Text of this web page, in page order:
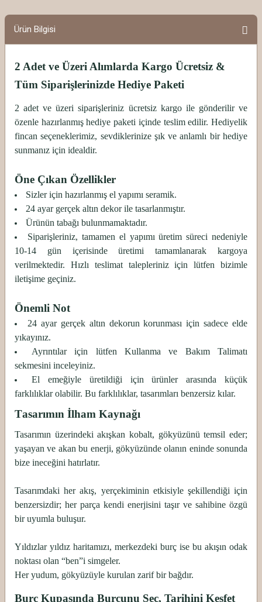
Ürün Bilgisi
2 Adet ve Üzeri Alımlarda Kargo Ücretsiz &
Tüm Siparişlerinizde Hediye Paketi
2 adet ve üzeri siparişleriniz ücretsiz kargo ile gönderilir ve
özenle hazırlanmış hediye paketi içinde teslim edilir. Hediyelik
fincan seçeneklerimiz, sevdiklerinize şık ve anlamlı bir hediye
sunmanız için idealdir.
Öne Çıkan Özellikler
Sizler için hazırlanmış el yapımı seramik.
24 ayar gerçek altın dekor ile tasarlanmıştır.
Ürünün tabağı bulunmamaktadır.
Siparişleriniz, tamamen el yapımı üretim süreci nedeniyle
10-14 gün içerisinde üretimi tamamlanarak kargoya
verilmektedir. Hızlı teslimat talepleriniz için lütfen bizimle
iletişime geçiniz.
Önemli Not
24 ayar gerçek altın dekorun korunması için sadece elde
yıkayınız.
Ayrıntılar için lütfen Kullanma ve Bakım Talimatı
sekmesini inceleyiniz.
El emeğiyle üretildiği için ürünler arasında küçük
farklılıklar olabilir. Bu farklılıklar, tasarımları benzersiz kılar.
Tasarımın İlham Kaynağı
Tasarımın üzerindeki akışkan kobalt, gökyüzünü temsil eder;
yaşayan ve akan bu enerji, gökyüzünde olanın eninde sonunda
bize ineceğini hatırlatır.
Tasarımdaki her akış, yerçekiminin etkisiyle şekillendiği için
benzersizdir; her parça kendi enerjisini taşır ve sahibine özgü
bir uyumla buluşur.
Yıldızlar yıldız haritamızı, merkezdeki burç ise bu akışın odak
noktası olan “ben”i simgeler.
Her yudum, gökyüzüyle kurulan zarif bir bağdır.
Burç Kupasında Burcunu Seç, Tarihini Keşfet